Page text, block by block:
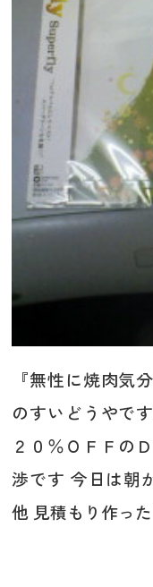
『無性に焼肉気
のすいどうやで
２０％ＯＦＦの
渉です 今日は朝
他 見積もり作っ